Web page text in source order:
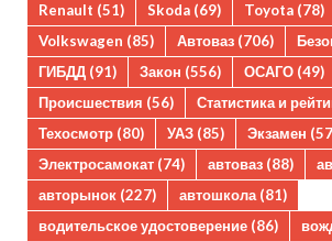
Renault (51) Skoda (69) Toyota (78)
Volkswagen (85) Автоваз (706)
ГИБДД (91) Закон (556) ОСАГО (49)
Происшествия (56) Статистика и
Техосмотр (80) УАЗ (85) Экзамен
Электросамокат (74) автоваз (88)
авторынок (227) автошкола(81)
водительское удостоверение (86)